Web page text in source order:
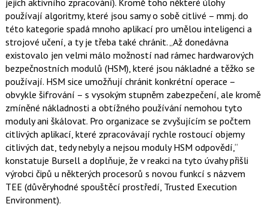
jejich aktivního zpracování). Kromě toho některé úlohy
používají algoritmy, které jsou samy o sobě citlivé – mmj. do
této kategorie spadá mnoho aplikací pro umělou inteligenci a
strojové učení, a ty je třeba také chránit. „Až donedávna
existovalo jen velmi málo možností nad rámec hardwarových
bezpečnostních modulů (HSM), které jsou nákladné a těžko se
používají. HSM sice umožňují chránit konkrétní operace –
obvykle šifrování – s vysokým stupněm zabezpečení, ale kromě
zmíněné nákladnosti a obtížného používání nemohou tyto
moduly ani škálovat. Pro organizace se zvyšujícím se počtem
citlivých aplikací, které zpracovávají rychle rostoucí objemy
citlivých dat, tedy nebyly a nejsou moduly HSM odpovědí,“
konstatuje Bursell a doplňuje, že v reakci na tyto úvahy přišli
výrobci čipů u některých procesorů s novou funkcí s názvem
TEE (důvěryhodné spouštěcí prostředí, Trusted Execution
Environment).